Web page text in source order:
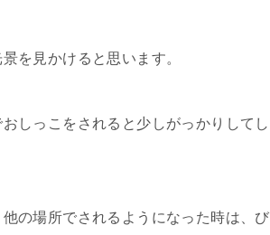
を見かけると思います。
しっこをされると少しがっかりしてし
の場所でされるようになった時は、び